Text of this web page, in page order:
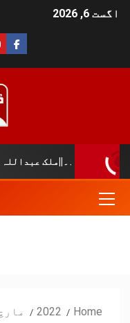
اگست 6, 2026
عبداللہ عرفان
Home
2022